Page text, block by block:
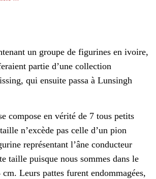
un groupe de figurines en ivoire,
partie d’une collection
qui ensuite passa à Lunsingh
compose en vérité de 7 tous petits
n’excède pas celle d’un pion
représentant l’âne conducteur
taille puisque nous sommes dans le
Leurs pattes furent endommagées,